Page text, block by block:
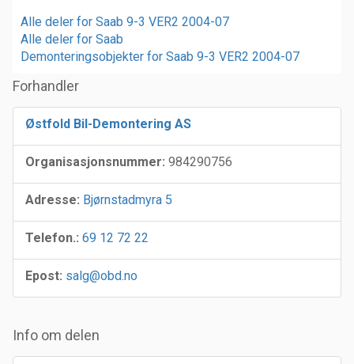
Alle deler for Saab 9-3 VER2 2004-07
Alle deler for Saab
Demonteringsobjekter for Saab 9-3 VER2 2004-07
Forhandler
Østfold Bil-Demontering AS
Organisasjonsnummer: 984290756
Adresse: Bjørnstadmyra 5
Telefon.: 69 12 72 22
Epost: salg@obd.no
Info om delen